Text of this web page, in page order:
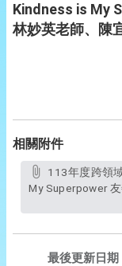
Kindness is My
林妙英老師、陳
相關附件
My Superpower
最後更新日期